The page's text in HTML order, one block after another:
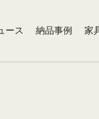
ース 納品事例 家